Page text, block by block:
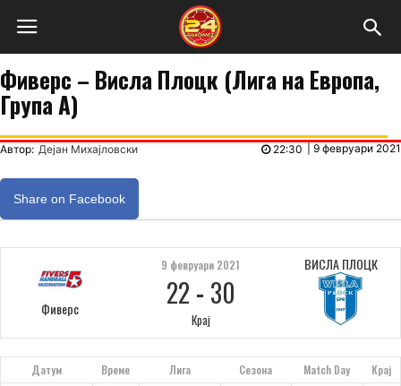
Фиверс – Висла Плоцк (Лига на Европа,
Група А)
Автор: Дејан Михајловски 9 февруари 2021
22:30
Share on Facebook
Фиверс
ВИСЛА ПЛОЦК
9 февруари 2021
22 - 30
Крај
Датум Време Лига Сезона Match Day Крај